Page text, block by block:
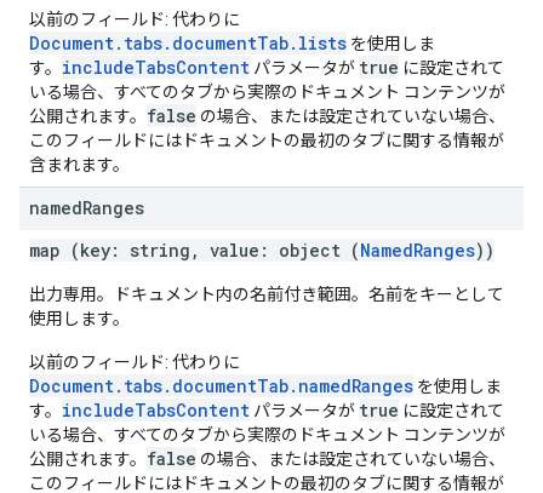
以前のフィールド: 代わりに
Document.tabs.documentTab.lists を使用しま
す。 includeTabsContent パラメータが true に設定されて
いる場合、すべてのタブから実際のドキュメント コンテンツが
公開されます。 false の場合、または設定されていない場合、
このフィールドにはドキュメントの最初のタブに関する情報が
含まれます。
namedRanges
map (key: string, value: object (NamedRanges))
出力専用。ドキュメント内の名前付き範囲。名前をキーとして
使用します。
以前のフィールド: 代わりに
Document.tabs.documentTab.namedRanges を使用しま
す。 includeTabsContent パラメータが true に設定されて
いる場合、すべてのタブから実際のドキュメント コンテンツが
公開されます。 false の場合、または設定されていない場合、
このフィールドにはドキュメントの最初のタブに関する情報が